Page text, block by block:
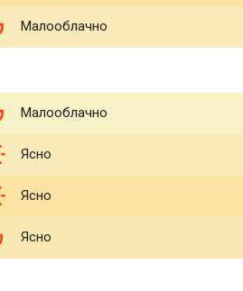
Малооблачно
Малооблачно
Ясно
Ясно
Ясно